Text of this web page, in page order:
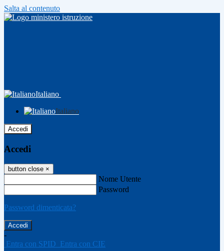
Salta al contenuto
Italiano
Italiano
Accedi
Accedi
button close ×
Nome Utente
Password
Password dimenticata?
-
Entra con SPID Entra con CIE